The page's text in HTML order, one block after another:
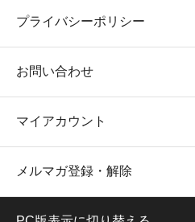
プライバシーポリシー
お問い合わせ
マイアカウント
メルマガ登録・解除